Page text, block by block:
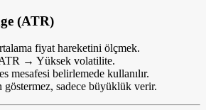
(ATR)
fiyat hareketini ölçmek.
→ Yüksek volatilite.
mesafesi belirlemede kullanılır.
göstermez, sadece büyüklük verir.